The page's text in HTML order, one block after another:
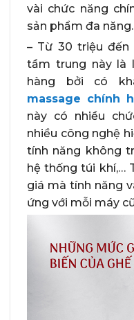
vài chức năng
sản phẩm đa năng.
– Từ 30 triệu đến
tầm trung này là
hàng bởi có
massage chính
này có nhiều
nhiều công nghệ
tính năng không
hệ thống túi khí,…
giá mà tính năng
ứng với mỗi máy